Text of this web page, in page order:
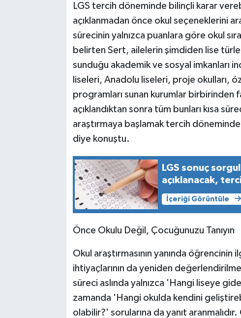
LGS tercih döneminde bilinçli karar
açıklanmadan önce okul seçeneklerini
sürecinin yalnızca puanlara göre okul
belirten Sert, ailelerin şimdiden lise
sunduğu akademik ve sosyal imkanları
liseleri, Anadolu liseleri, proje okulları,
programları sunan kurumlar birbirinden
açıklandıktan sonra tüm bunları kısa
araştırmaya başlamak tercih
diye konuştu.
LGS sonuç
açıklanacak,
İçeriği Görüntüle
Önce Okulu Değil, Çocuğunuzu Tanıyın
Okul araştırmasının yanında öğrencinin
ihtiyaçlarının da yeniden
süreci aslında yalnızca 'Hangi liseye
zamanda 'Hangi okulda kendini
olabilir?' sorularına da yanıt